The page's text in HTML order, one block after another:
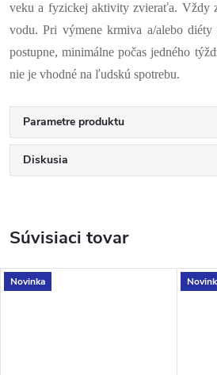
veku a fyzickej aktivity zvieraťa. Vždy
vodu. Pri výmene krmiva a/alebo diéty
postupne, minimálne počas jedného
nie je vhodné na ľudskú spotrebu.
Parametre produktu
Diskusia
Súvisiaci tovar
Novinka